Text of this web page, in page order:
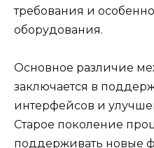
требования и
оборудования.
Основное различие
заключается в
интерфейсов и
Старое поколение
поддерживать новые